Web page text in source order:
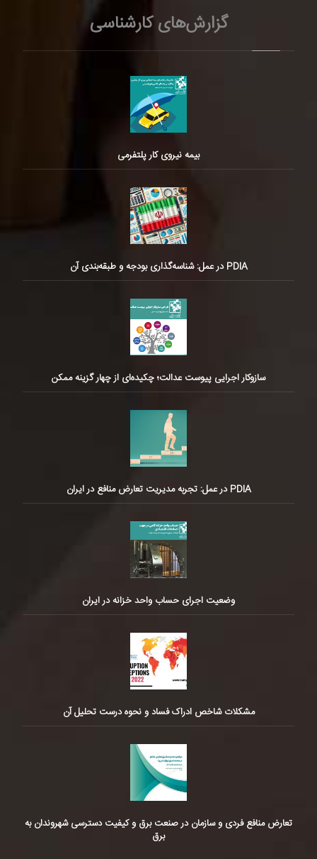
گزارش‌های کارشناسی
بیمه نیروی کار پلتفرمی
PDIA در عمل: شناسه‌گذاری بودجه و طبقه‌بندی آن
سازوکار اجرایی پیوست عدالت؛ چکیده‌ای از چهار گزینه ممکن
PDIA در عمل: تجربه مدیریت تعارض منافع در ایران
وضعیت اجرای حساب واحد خزانه در ایران
مشکلات شاخص ادراک فساد و نحوه درست تحلیل آن
تعارض منافع فردی و سازمان در صنعت برق و کیفیت دسترسی شهروندان به
برق